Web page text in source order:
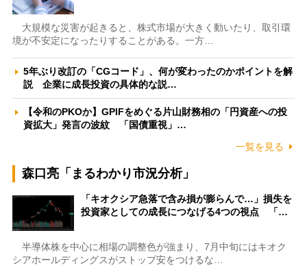
大規模な災害が起きると、株式市場が大きく動いたり、取引環
境が不安定になったりすることがある。一方…
5年ぶり改訂の「CGコード」、何が変わったのかポイントを解
説 企業に成長投資の具体的な説…
【令和のPKOか】GPIFをめぐる片山財務相の「円資産への投
資拡大」発言の波紋 「国債重視」…
一覧を見る
森口亮「まるわかり市況分析」
「キオクシア急落で含み損が膨らんで…」損失を
投資家としての成長につなげる4つの視点 「…
半導体株を中心に相場の調整色が強まり、7月中旬にはキオク
シアホールディングスがストップ安をつけるな…